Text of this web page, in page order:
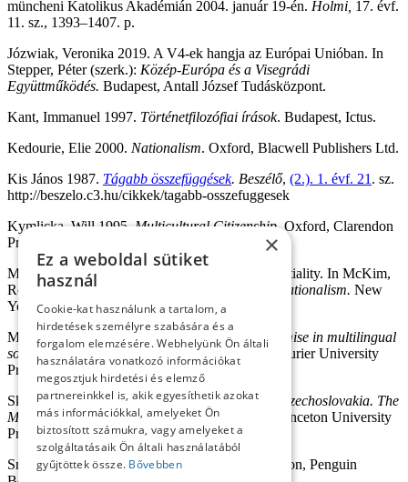
müncheni Katolikus Akadémián 2004. január 19-én. Holmi, 17. évf.
11. sz., 1393–1407. p.
Józwiak, Veronika 2019. A V4-ek hangja az Európai Unióban. In
Stepper, Péter (szerk.): Közép-Európa és a Visegrádi
Együttműködés. Budapest, Antall József Tudásközpont.
Kant, Immanuel 1997. Történetfilozófiai írások. Budapest, Ictus.
Kedourie, Elie 2000. Nationalism. Oxford, Blacwell Publishers Ltd.
Kis János 1987. Tágabb összefüggések. Beszélő, (2.). 1. évf. 21 . sz.
http://beszelo.c3.hu/cikkek/tagabb-osszefuggesek
Kymlicka, Will 1995.Multicultural Citizenship . Oxford, Clarendon
Press.
McMahan, Jeff 1997. The Limits of National Partiality. In McKim,
Robert–McMahan, Jeff (eds.):
The Morality of Nationalism. New
York–Oxford, Oxford University Press.
McRae, Kenneth D. 1986.Conflict and compromise in multilingual
societies. Belgium, Waterloo, Ontario, Wilfrid Laurier University
Press.
Skalnik Leff, Carol. 2016.National Conflict in Czechoslovakia. The
Making and Remaking of a State, 1918-1987.
Princeton University
Press.
Smith Anthony D. 1991.National Identity
. London, Penguin
×
Ez a weboldal sütiket
használ
Cookie-kat használunk a tartalom, a
hirdetések személyre szabására és a
forgalom elemzésére. Webhelyünk Ön általi
használatára vonatkozó információkat
megosztjuk hirdetési és elemző
partnereinkkel is, akik egyesíthetik azokat
más információkkal, amelyeket Ön
biztosított számukra, vagy amelyeket a
szolgáltatásaik Ön általi használatából
gyűjtöttek össze. Bővebben